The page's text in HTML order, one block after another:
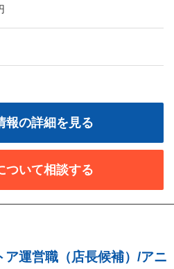
報の詳細を見る
ついて相談する
ア運営職（店長候補）/アニ